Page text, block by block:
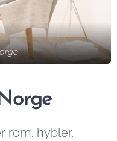
rom, hybler,